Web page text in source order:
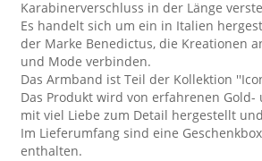
Karabinerverschluss in der Länge
Es handelt sich um ein in Italien
der Marke Benedictus, die Kreationen
und Mode verbinden.
Das Armband ist Teil der Kollektion
Das Produkt wird von erfahrenen
mit viel Liebe zum Detail hergestellt
Im Lieferumfang sind eine
enthalten.